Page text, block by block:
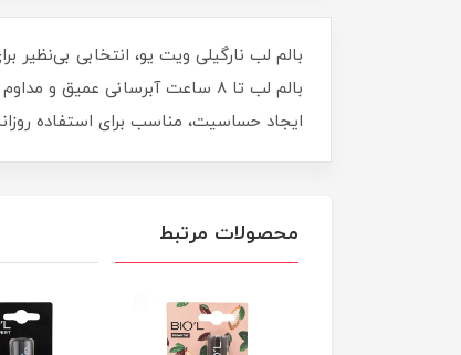
بالم لب نارگیلی ویت یو، انتخابی بی‌نظیر
بالم لب تا ۸ ساعت آبرسانی
ایجاد حساسیت، مناسب برای استفاده
محصولات مرتبط